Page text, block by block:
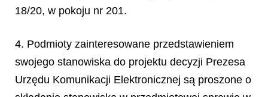
18/20, w pokoju nr 201.
4. Podmioty zainteresowane przedstawieniem
swojego stanowiska do projektu decyzji Prezesa
Urzędu Komunikacji Elektronicznej są proszone o